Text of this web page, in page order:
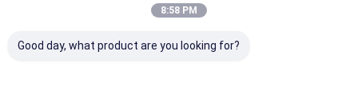
8:58 PM
Good day, what product are you looking for?